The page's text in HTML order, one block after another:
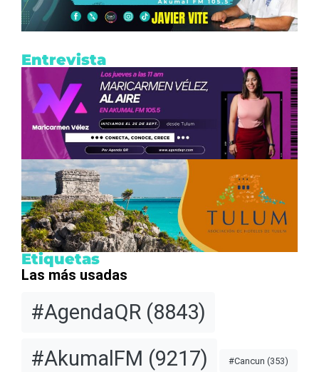
Entrevista
Etiquetas
Las más usadas
#AgendaQR (8843)
#AkumalFM (9217) #Cancun (353)